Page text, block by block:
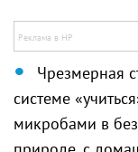
Чрезмерная
системе
микробами в